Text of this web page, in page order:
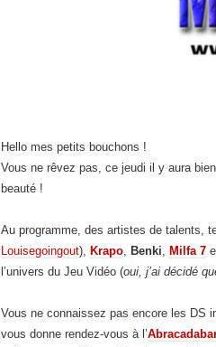
Hello mes petits bouchons !
Vous ne rêvez pas, ce jeudi il y aura
beauté !
Au programme, des artistes de talents,
Louisegoingout), Krapo, Benki, Milfa 7
l’univers du Jeu Vidéo (oui, j’ai décidé
Vous ne connaissez pas encore les DS
vous donne rendez-vous à l’